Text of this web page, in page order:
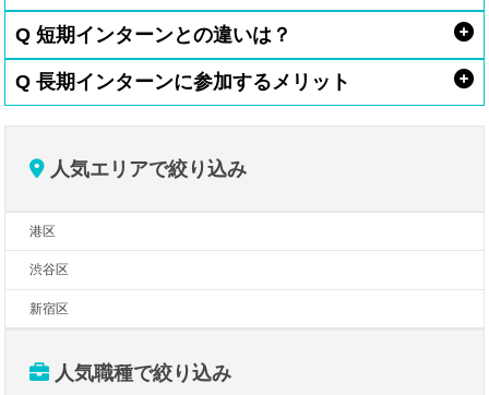
Q 短期インターンとの違いは？
Q 長期インターンに参加するメリット
人気エリアで絞り込み
港区
渋谷区
新宿区
人気職種で絞り込み